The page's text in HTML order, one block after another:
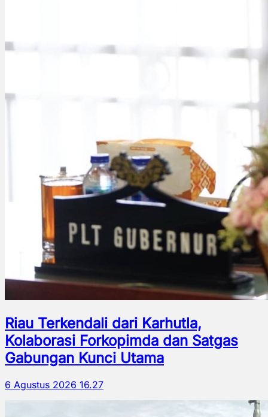
Riau Terkendali dari Karhutla,
Kolaborasi Forkopimda dan Satgas
Gabungan Kunci Utama
6 Agustus 2026 16.27